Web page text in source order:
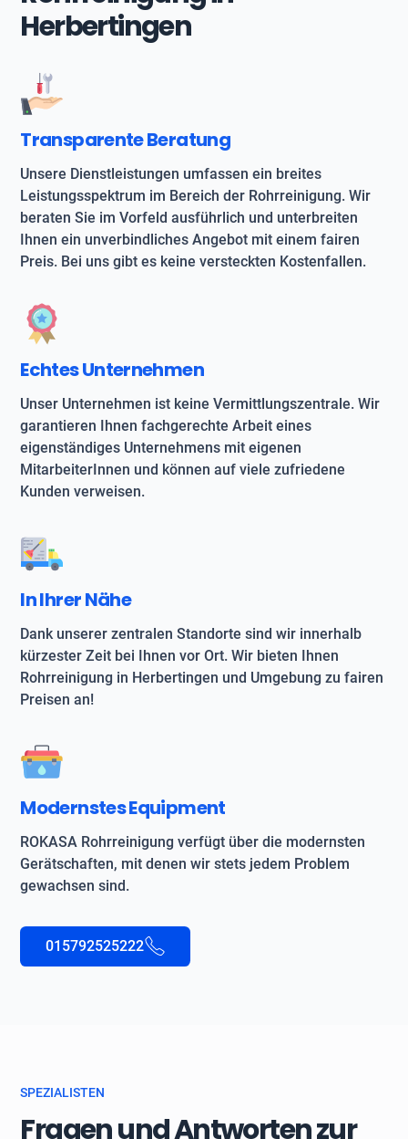
Herbertingen
Transparente Beratung
Unsere Dienstleistungen umfassen ein breites
Leistungsspektrum im Bereich der Rohrreinigung. Wir
beraten Sie im Vorfeld ausführlich und unterbreiten
Ihnen ein unverbindliches Angebot mit einem fairen
Preis. Bei uns gibt es keine versteckten Kostenfallen.
Echtes Unternehmen
Unser Unternehmen ist keine Vermittlungszentrale. Wir
garantieren Ihnen fachgerechte Arbeit eines
eigenständiges Unternehmens mit eigenen
MitarbeiterInnen und können auf viele zufriedene
Kunden verweisen.
In Ihrer Nähe
Dank unserer zentralen Standorte sind wir innerhalb
kürzester Zeit bei Ihnen vor Ort. Wir bieten Ihnen
Rohrreinigung in Herbertingen und Umgebung zu fairen
Preisen an!
Modernstes Equipment
ROKASA Rohrreinigung verfügt über die modernsten
Gerätschaften, mit denen wir stets jedem Problem
gewachsen sind.
015792525222
SPEZIALISTEN
Fragen und Antworten zur